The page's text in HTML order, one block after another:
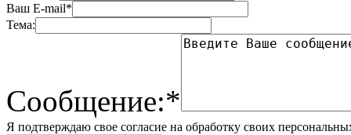
Ваш E-mail*
Тема:
Сообщение:*
Я подтверждаю свое согласие на обработку своих